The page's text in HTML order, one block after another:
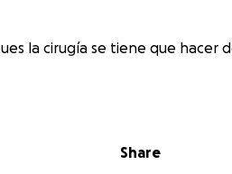
la cirugía se tiene que hacer
Share